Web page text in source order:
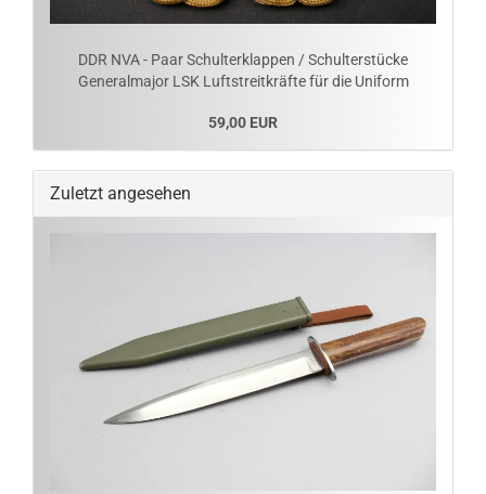
DDR NVA - Paar Schulterklappen / Schulterstücke
Generalmajor LSK Luftstreitkräfte für die Uniform
59,00 EUR
Zuletzt angesehen